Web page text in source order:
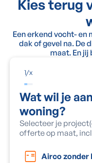
Kies terug
Een erkend vocht-
dak of gevel na. De
maat. En
1/x
Wat wil je
woning?
Selecteer je
offerte op maat,
Airco zonder